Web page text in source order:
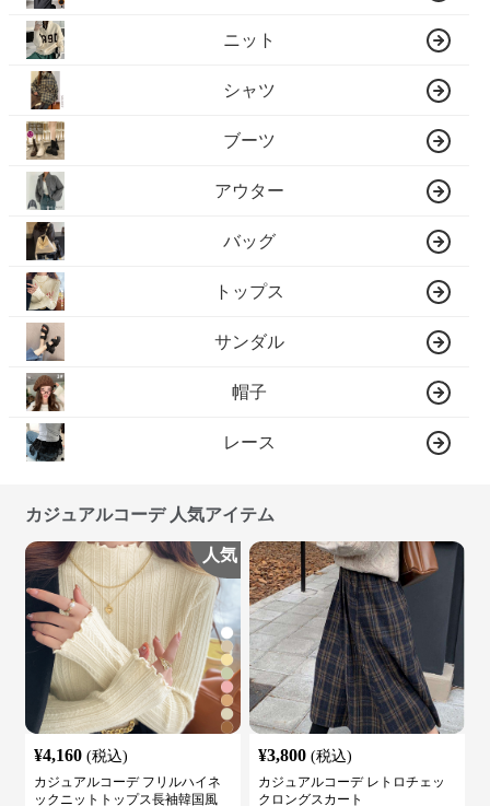
ニット
シャツ
ブーツ
アウター
バッグ
トップス
サンダル
帽子
レース
カジュアルコーデ 人気アイテム
人気
¥4,160 (税込)
カジュアルコーデ フリルハイネ
ックニットトップス長袖韓国風
¥3,800 (税込)
カジュアルコーデ レトロチェッ
クロングスカート